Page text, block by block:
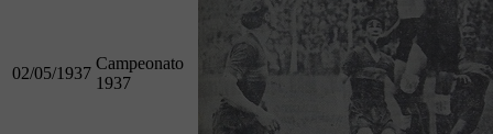
02/05/1937
Campeonato
1937